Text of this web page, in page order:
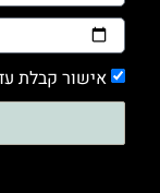
אישור קבלת